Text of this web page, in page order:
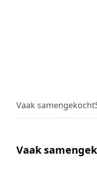
Vaak samengekocht
Vaak